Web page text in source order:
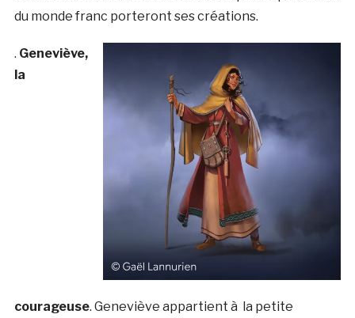
du monde franc porteront ses créations.
. Geneviève,
la
courageuse. Geneviève appartient à la petite